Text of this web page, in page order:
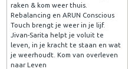
raken & kom weer thuis.
Rebalancing en ARUN Conscious
Touch brengt je weer in je lijf.
Jivan-Sarita helpt je voluit te
leven, in je kracht te staan en wat
je weerhoudt. Kom van overleven
naar Leven